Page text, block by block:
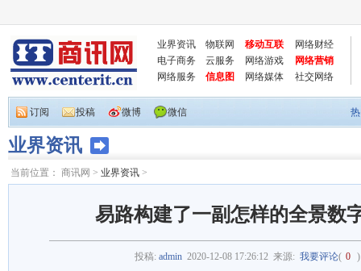
业界资讯 物联网 移动互联
网络财经
电子商务
云服务 网络游戏
网络营销
网络服务
信息图 网络媒体 社交网络
订阅 投稿 微博 微信
业界资讯
当前位置： 商讯网 > 业界资讯 >
易路构建了一副怎样的全景数
投稿: admin 2020-12-08 17:26:12 来源: 我要评论( 0